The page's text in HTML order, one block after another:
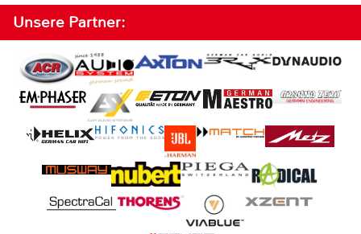
Unsere Partner: